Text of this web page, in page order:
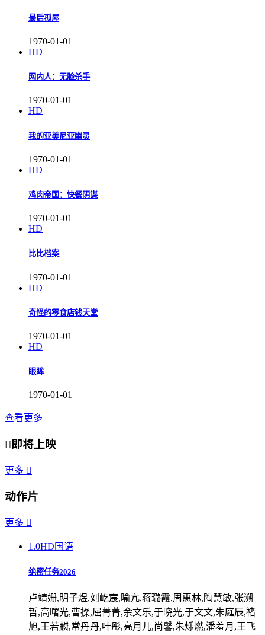
最后孤屋
1970-01-01
HD
网内人：无脸杀手
1970-01-01
HD
我的亚美尼亚幽灵
1970-01-01
HD
鸡肉帝国：快餐阴谋
1970-01-01
HD
比比档案
1970-01-01
HD
奇怪的零食店钱天堂
1970-01-01
HD
眼眸
1970-01-01
查看更多
即将上映
更多 
动作片
更多 
1.0HD国语
绝密任务2026
卢靖姗,明子煜,刘屹宸,喻亢,蒋璐霞,周惠林,陶慧敏,张溯
哲,高曙光,曹操,屈菁菁,余文乐,于晓光,于文文,朱庭辰,褚
旭,王若麟,常丹丹,叶彤,亮月儿,尚馨,朱烁燃,潘羞月,王飞